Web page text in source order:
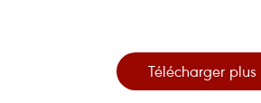
Télécharger plus